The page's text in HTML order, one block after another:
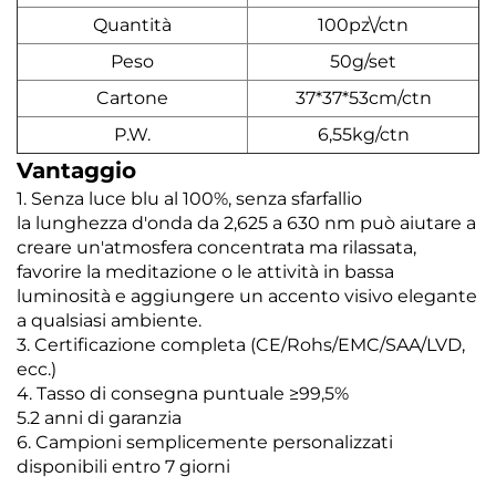
Quantità
100pz\/ctn
Peso
50g/set
Cartone
37*37*53cm/ctn
P.W.
6,55kg/ctn
Vantaggio
1. Senza luce blu al 100%, senza sfarfallio
la lunghezza d'onda da 2,625 a 630 nm può aiutare a
creare un'atmosfera concentrata ma rilassata,
favorire la meditazione o le attività in bassa
luminosità e aggiungere un accento visivo elegante
a qualsiasi ambiente.
3. Certificazione completa (CE/Rohs/EMC/SAA/LVD,
ecc.)
4. Tasso di consegna puntuale ≥99,5%
5.2 anni di garanzia
6. Campioni semplicemente personalizzati
disponibili entro 7 giorni